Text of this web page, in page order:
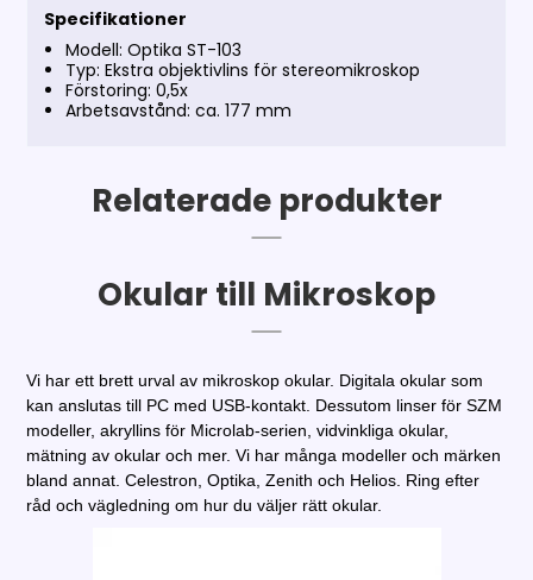
Specifikationer
Modell: Optika ST-103
Typ: Ekstra objektivlins för stereomikroskop
Förstoring: 0,5x
Arbetsavstånd: ca. 177 mm
Relaterade produkter
Okular till Mikroskop
Vi har ett brett urval av mikroskop okular. Digitala okular som
kan anslutas till PC med USB-kontakt. Dessutom linser för SZM
modeller, akryllins för Microlab-serien, vidvinkliga okular,
mätning av okular och mer. Vi har många modeller och märken
bland annat. Celestron, Optika, Zenith och Helios. Ring efter
råd och vägledning om hur du väljer rätt okular.